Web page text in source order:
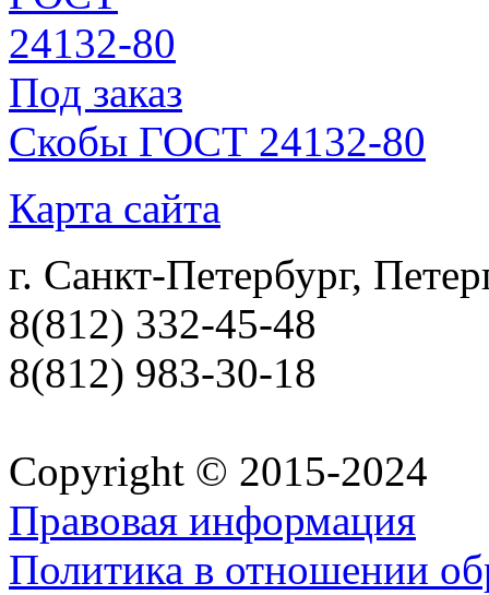
Под заказ
Скобы ГОСТ 24132-80
Карта сайта
г. Санкт-Петербург,
8(812) 332-45-48
8(812) 983-30-18
Copyright © 2015-2024
Правовая информация
Политика в отношении